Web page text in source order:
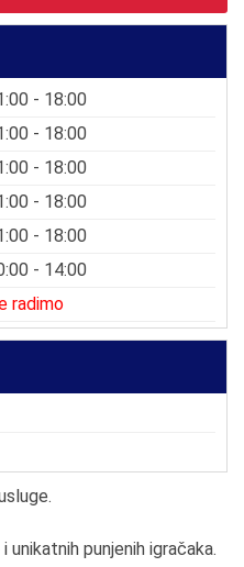
- 18:00
- 18:00
- 18:00
- 18:00
- 18:00
- 14:00
radimo
unikatnih punjenih igračaka.